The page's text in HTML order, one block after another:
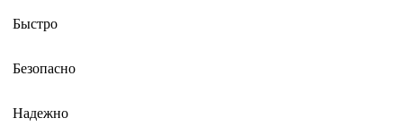
Быстро
Безопасно
Надежно